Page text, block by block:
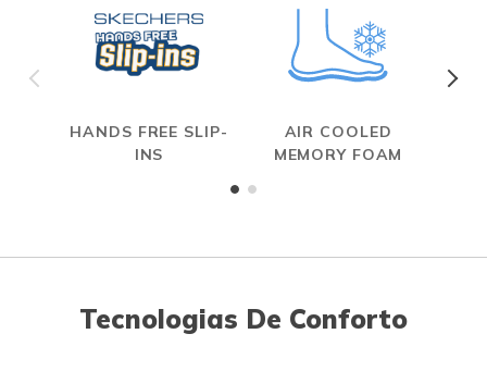
HANDS FREE SLIP-
INS
AIR COOLED
MEMORY FOAM
Tecnologias De Conforto